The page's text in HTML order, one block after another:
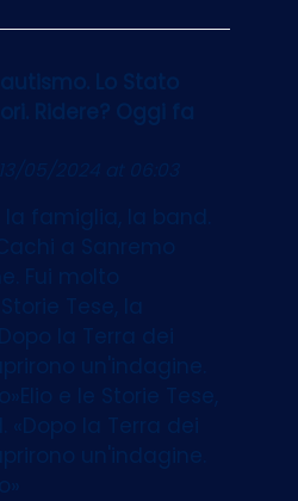
autismo. Lo Stato
Ridere? Oggi fa
05/2024 at 06:03
la famiglia, la band.
a Sanremo
Fui molto
Tese, la
la Terra dei
un'indagine.
e le Storie Tese,
la Terra dei
un'indagine.